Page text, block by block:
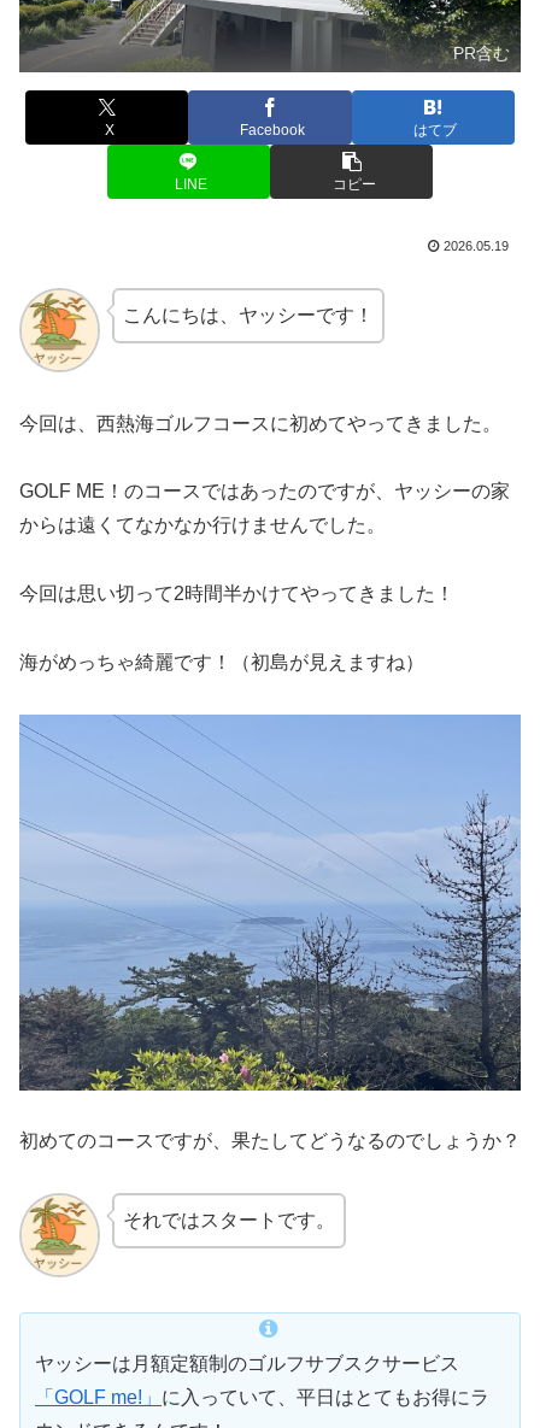
PR含む
X Facebook はてブ
LINE コピー
2026.05.19
こんにちは、ヤッシーです！
今回は、西熱海ゴルフコースに初めてやってきました。
GOLF ME！のコースではあったのですが、ヤッシーの家
からは遠くてなかなか行けませんでした。
今回は思い切って2時間半かけてやってきました！
海がめっちゃ綺麗です！（初島が見えますね）
初めてのコースですが、果たしてどうなるのでしょうか？
それではスタートです。
ヤッシーは月額定額制のゴルフサブスクサービス
「GOLF me!」 に入っていて、平日はとてもお得にラ